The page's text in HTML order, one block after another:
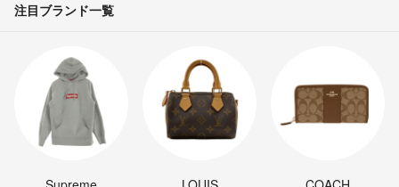
注目ブランド一覧